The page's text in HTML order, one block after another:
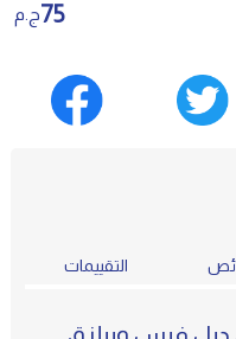
75ج.م
التقييمات